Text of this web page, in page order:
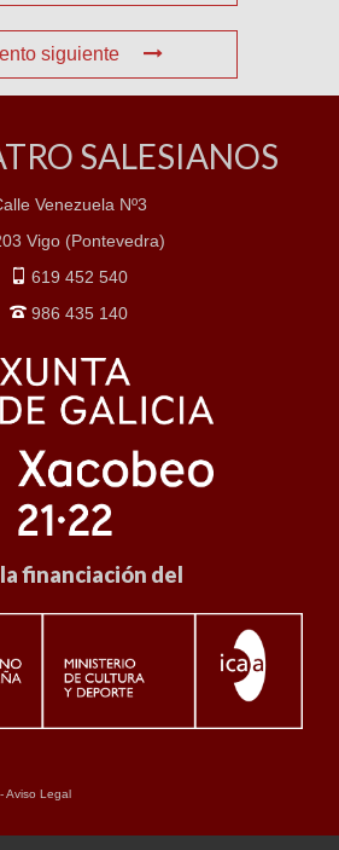
siguiente
SALESIANOS
Venezuela Nº3
Vigo (Pontevedra)
619 452 540
986 435 140
financiación del
Aviso Legal